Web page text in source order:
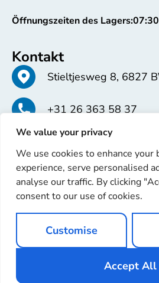
We value your privacy
We use cookies to enhance your
experience, serve personalised
analyse our traffic. By clicking
consent to our use of cookies.
Customise
Accept All
Öffnungszeiten des Lagers:
Kontakt
Stieltjesweg 8, 6827
+31 26 363 58 37
info@erren.com
Copyright © 2025 Erren
vorbehalten
Ignaz Software